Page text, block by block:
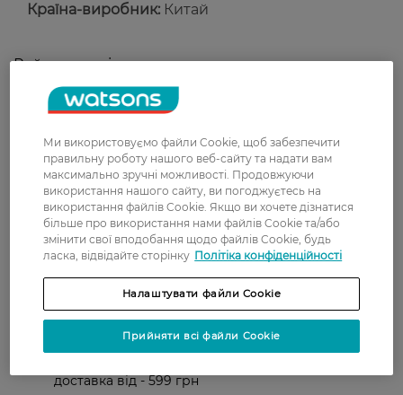
Країна-виробник: Китай
Рейтинг та відгуки
0
З 0 відгуків
Доставка
Нова пошта
У відділення Нової пошти - 99 грн,
доставка від - 599 грн
Ми використовуємо файли Cookie, щоб забезпечити
правильну роботу нашого веб-сайту та надати вам
максимально зручні можливості. Продовжуючи
використання нашого сайту, ви погоджуєтесь на
використання файлів Cookie. Якщо ви хочете дізнатися
більше про використання нами файлів Cookie та/або
змінити свої вподобання щодо файлів Cookie, будь
ласка, відвідайте сторінку Політіка конфіденційності
Налаштувати файли Cookie
Прийняти всі файли Cookie